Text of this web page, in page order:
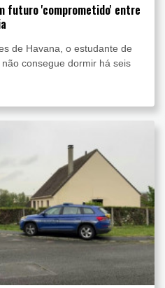
futuro 'comprometido' entre
de Havana, o estudante de
consegue dormir há seis